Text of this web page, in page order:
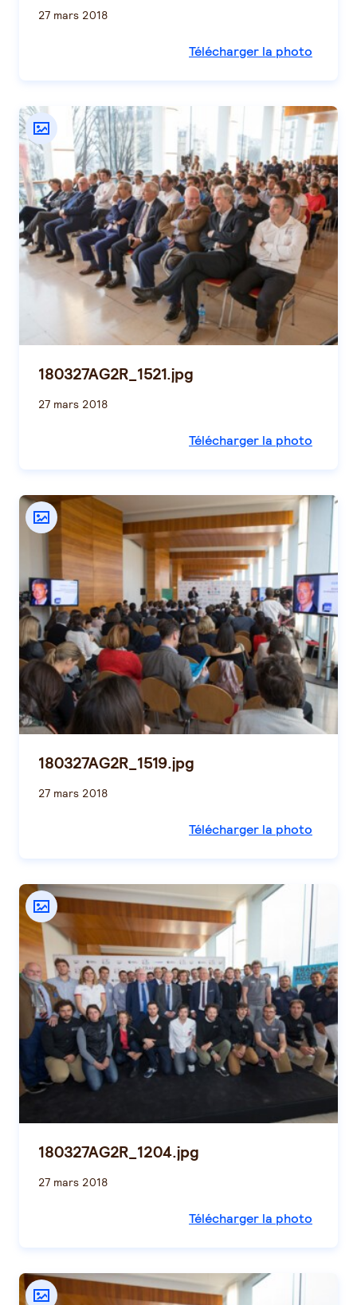
27 mars 2018
Télécharger la photo
180327AG2R_1521.jpg
27 mars 2018
Télécharger la photo
180327AG2R_1519.jpg
27 mars 2018
Télécharger la photo
180327AG2R_1204.jpg
27 mars 2018
Télécharger la photo